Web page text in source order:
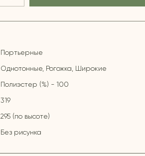
Портьерные
Однотонные, Рогожка, Широкие
Полиэстер (%) - 100
319
295 (по высоте)
Без рисунка